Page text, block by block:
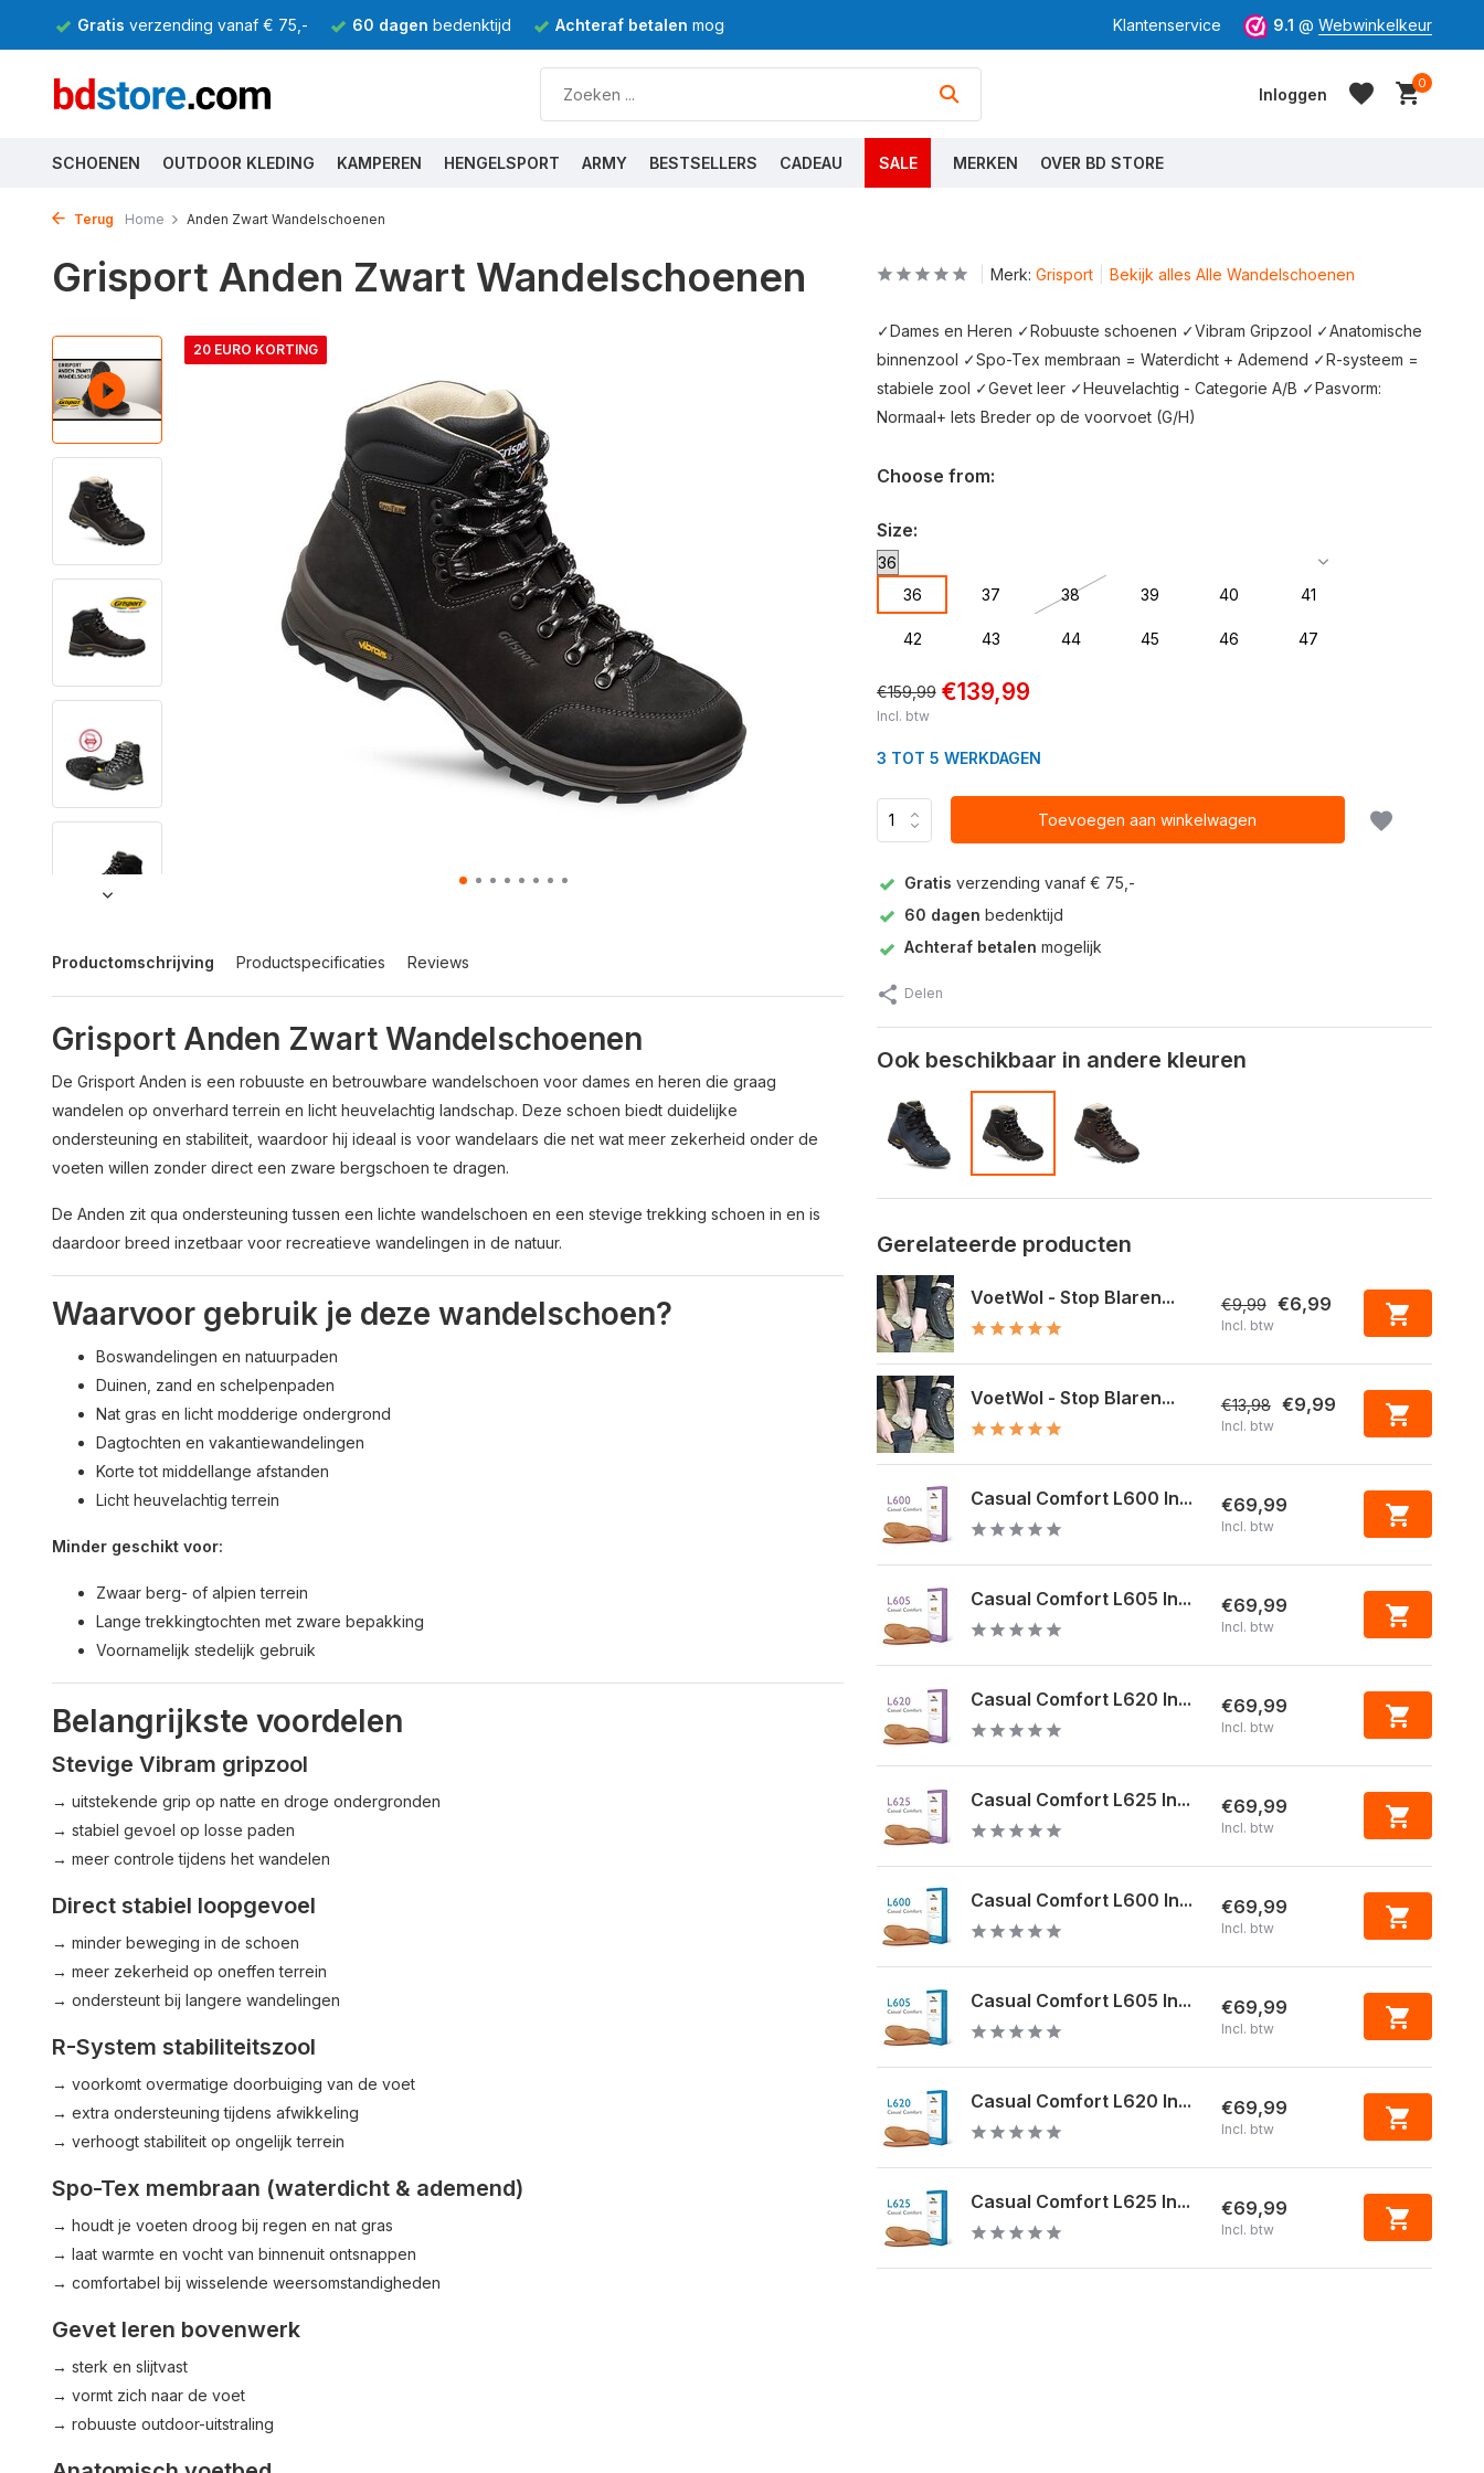
Gratis verzending vanaf € 75,- 60 dagen bedenktijd Achteraf betalen mogelijk Klantenservice 9.1 @ Webwinkelkeur
Inloggen
0
SCHOENEN OUTDOOR KLEDING KAMPEREN HENGELSPORT ARMY BESTSELLERS CADEAU SALE MERKEN OVER BD STORE
Terug Home Anden Zwart Wandelschoenen
Grisport Anden Zwart Wandelschoenen
20 EURO KORTING
Productomschrijving Productspecificaties Reviews
Grisport Anden Zwart Wandelschoenen
De Grisport Anden is een robuuste en betrouwbare wandelschoen voor dames en heren die graag
wandelen op onverhard terrein en licht heuvelachtig landschap. Deze schoen biedt duidelijke
ondersteuning en stabiliteit, waardoor hij ideaal is voor wandelaars die net wat meer zekerheid onder de
voeten willen zonder direct een zware bergschoen te dragen.
De Anden zit qua ondersteuning tussen een lichte wandelschoen en een stevige trekking schoen in en is
daardoor breed inzetbaar voor recreatieve wandelingen in de natuur.
Waarvoor gebruik je deze wandelschoen?
Boswandelingen en natuurpaden
Duinen, zand en schelpenpaden
Nat gras en licht modderige ondergrond
Dagtochten en vakantiewandelingen
Korte tot middellange afstanden
Licht heuvelachtig terrein
Minder geschikt voor:
Zwaar berg- of alpien terrein
Lange trekkingtochten met zware bepakking
Voornamelijk stedelijk gebruik
Belangrijkste voordelen
Stevige Vibram gripzool
→ uitstekende grip op natte en droge ondergronden
→ stabiel gevoel op losse paden
→ meer controle tijdens het wandelen
Direct stabiel loopgevoel
→ minder beweging in de schoen
→ meer zekerheid op oneffen terrein
→ ondersteunt bij langere wandelingen
R-System stabiliteitszool
→ voorkomt overmatige doorbuiging van de voet
→ extra ondersteuning tijdens afwikkeling
→ verhoogt stabiliteit op ongelijk terrein
Spo-Tex membraan (waterdicht & ademend)
→ houdt je voeten droog bij regen en nat gras
→ laat warmte en vocht van binnenuit ontsnappen
→ comfortabel bij wisselende weersomstandigheden
Gevet leren bovenwerk
→ sterk en slijtvast
→ vormt zich naar de voet
→ robuuste outdoor-uitstraling
Merk: Grisport Bekijk alles Alle Wandelschoenen
✓Dames en Heren ✓Robuuste schoenen ✓Vibram Gripzool ✓Anatomische
binnenzool ✓Spo-Tex membraan = Waterdicht + Ademend ✓R-systeem =
stabiele zool ✓Gevet leer ✓Heuvelachtig - Categorie A/B ✓Pasvorm:
Normaal+ Iets Breder op de voorvoet (G/H)
Choose from:
Size:
36 37 38 39 40 41
42 43 44 45 46 47
€159,99 €139,99
Incl. btw
3 TOT 5 WERKDAGEN
Toevoegen aan winkelwagen
Gratis verzending vanaf € 75,-
60 dagen bedenktijd
Achteraf betalen mogelijk
Delen
Ook beschikbaar in andere kleuren
Gerelateerde producten
VoetWol - Stop Blaren... €9,99 €6,99
Incl. btw
VoetWol - Stop Blaren... €13,98 €9,99
Incl. btw
Casual Comfort L600 In... €69,99
Incl. btw
Casual Comfort L605 In... €69,99
Incl. btw
Casual Comfort L620 In... €69,99
Incl. btw
Casual Comfort L625 In... €69,99
Incl. btw
Casual Comfort L600 In... €69,99
Incl. btw
Casual Comfort L605 In... €69,99
Incl. btw
Casual Comfort L620 In... €69,99
Incl. btw
Casual Comfort L625 In... €69,99
Incl. btw